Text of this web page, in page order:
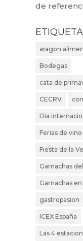
de
aragon
Bodegas
cata de
CECRV
Dia
Ferias de vino
Fiesta de la
Garnachas
Garnachas
gastropasion
ICEX España
Las 4